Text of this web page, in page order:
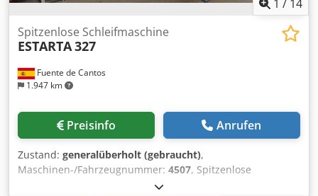
1 / 14
Fuente de Cantos
1.947 km
Spitzenlose Schleifmaschine
ESTARTA327
Preisinfo Anrufen
Zustand: generalüberholt (gebraucht),
Maschinen-/Fahrzeugnummer: 4507, Spitzenlose
Schleifmaschine ESTARTA 327 Dsdpfsg Ix Hmex Aiusck